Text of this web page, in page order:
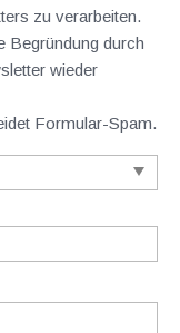
zu verarbeiten.
Begründung durch
wieder
Formular-Spam.